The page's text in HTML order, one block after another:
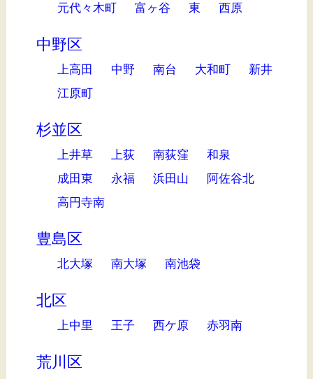
元代々木町 富ヶ谷 東 西原
中野区
上高田 中野 南台 大和町
新井
江原町
杉並区
上井草 上荻 南荻窪
和泉
成田東
永福 浜田山
阿佐谷北
高円寺南
豊島区
北大塚 南大塚 南池袋
北区
上中里 王子 西ケ原 赤羽南
荒川区